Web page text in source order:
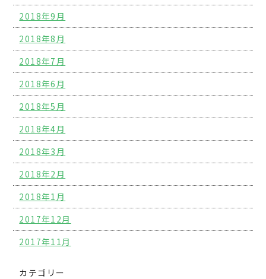
2018年9月
2018年8月
2018年7月
2018年6月
2018年5月
2018年4月
2018年3月
2018年2月
2018年1月
2017年12月
2017年11月
カテゴリー